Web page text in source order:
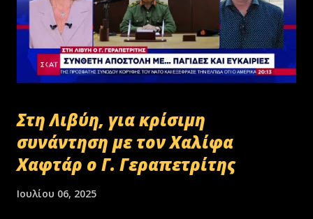
Στη Λιβύη, για κρίσιμη
συνάντηση με τον Χαλίφα
Χαφτάρ ο Γ. Γεραπετρίτης
Ιουλίου 06, 2025